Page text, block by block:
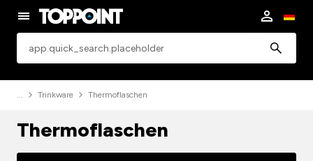
Trinkware Thermoflaschen
Thermoflaschen